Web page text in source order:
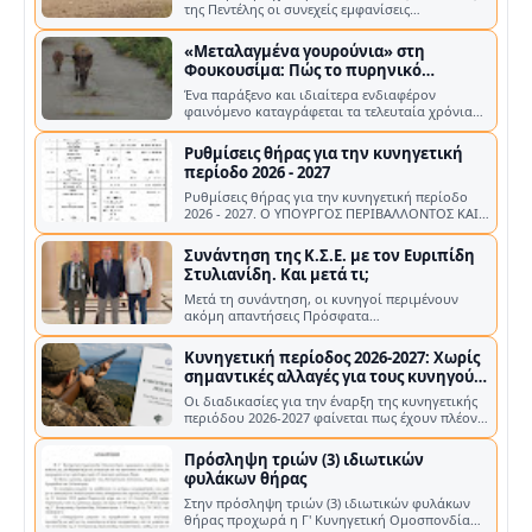
της Πεντέλης οι συνεχείς εμφανίσεις
αγριογούρουνων μέσα σε κατοικημένες περιο…
«Μεταλαγμένα γουρούνια» στη
Φουκουσίμα: Πώς το πυρηνικό
ατύχημα δημιούργησε έναν νέο
υβριδικό πληθυσμό αγριόχοιρων
Ένα παράξενο και ιδιαίτερα ενδιαφέρον
φαινόμενο καταγράφεται τα τελευταία χρόνια
γύρω από τη Φουκουσίμα στην Ιαπωνία, ό…
Ρυθμίσεις θήρας για την κυνηγετική
περίοδο 2026 - 2027
Ρυθμίσεις θήρας για την κυνηγετική περίοδο
2026 - 2027. Ο ΥΠΟΥΡΓΟΣ ΠΕΡΙΒΑΛΛΟΝΤΟΣ ΚΑΙ
ΕΝΕΡΓΕΙΑΣ Α. ΔΙΑΡΚΕΙΑ ΚΥΝΗΓΕΤΙΚΗΣ …
Συνάντηση της Κ.Σ.Ε. με τον Ευριπίδη
Στυλιανίδη. Και μετά τι;
Μετά τη συνάντηση, οι κυνηγοί περιμένουν
ακόμη απαντήσεις Πρόσφατα
πραγματοποιήθηκε συνάντηση της Κυνηγετικής
Συνομοσπο…
Κυνηγετική περίοδος 2026-2027: Χωρίς
σημαντικές αλλαγές για τους κυνηγούς
– Νέα κατανομή στα τέλη των αδειών
θήρας
Οι διαδικασίες για την έναρξη της κυνηγετικής
περιόδου 2026-2027 φαίνεται πως έχουν πλέον
ολοκληρωθεί σε επίπεδο υπουργ…
Πρόσληψη τριών (3) ιδιωτικών
φυλάκων θήρας
Στην πρόσληψη τριών (3) ιδιωτικών φυλάκων
θήρας προχωρά η Γ' Κυνηγετική Ομοσπονδία